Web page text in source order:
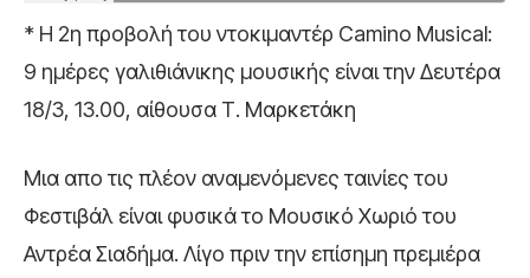
* Η 2η προβολή του ντοκιμαντέρ Camino Musical:
9 ημέρες γαλιθιάνικης μουσικής είναι την Δευτέρα
18/3, 13.00, αίθουσα Τ. Μαρκετάκη
Μια απο τις πλέον αναμενόμενες ταινίες του
Φεστιβάλ είναι φυσικά το Μουσικό Χωριό του
Αντρέα Σιαδήμα. Λίγο πριν την επίσημη πρεμιέρα